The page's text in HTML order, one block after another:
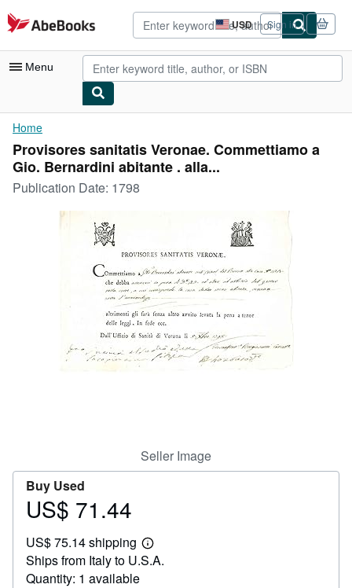
Skip to main content
AbeBooks.com USD
Site
shopping
preferences
Sign in
Menu
My Account
My Purchases
Sign Off
Advanced Search
Browse Collections
Home
Provisores sanitatis Veronae. Commettiamo a
Gio. Bernardini abitante . alla...
Publication Date: 1798
Seller Image
Buy Used
Price
71.44
US$ 71.44
US$ 75.14 shipping
Learn
more
Ships from Italy to U.S.A.
Quantity: 1 available